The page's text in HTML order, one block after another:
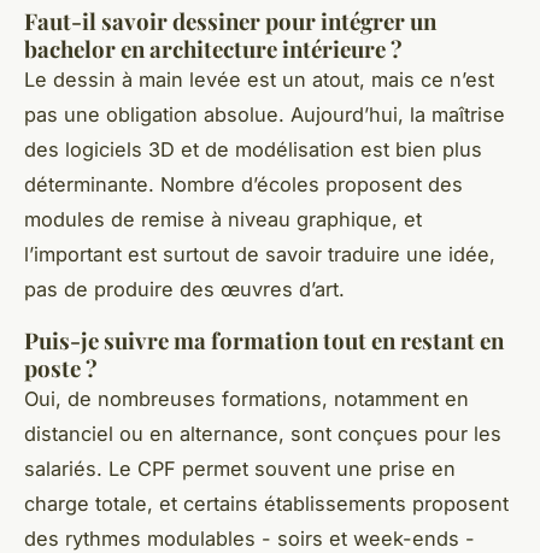
Faut-il savoir dessiner pour intégrer un
bachelor en architecture intérieure ?
Le dessin à main levée est un atout, mais ce n’est
pas une obligation absolue. Aujourd’hui, la maîtrise
des logiciels 3D et de modélisation est bien plus
déterminante. Nombre d’écoles proposent des
modules de remise à niveau graphique, et
l’important est surtout de savoir traduire une idée,
pas de produire des œuvres d’art.
Puis-je suivre ma formation tout en restant en
poste ?
Oui, de nombreuses formations, notamment en
distanciel ou en alternance, sont conçues pour les
salariés. Le CPF permet souvent une prise en
charge totale, et certains établissements proposent
des rythmes modulables - soirs et week-ends -